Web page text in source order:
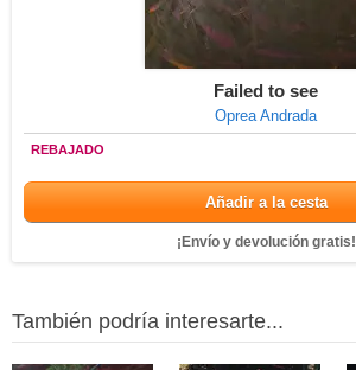
Failed to see
Oprea Andrada
REBAJADO
Añadir a la cesta
¡Envío y devolución gratis!
También podría interesarte...